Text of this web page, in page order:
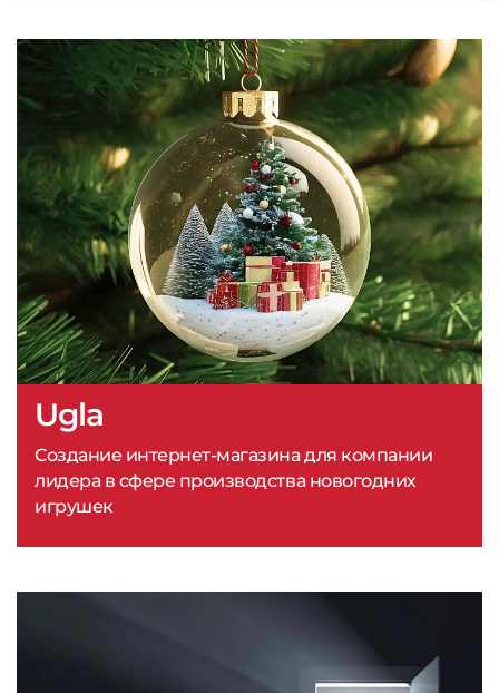
Ugla
Создание интернет-магазина для компании
лидера в сфере производства новогодних
игрушек